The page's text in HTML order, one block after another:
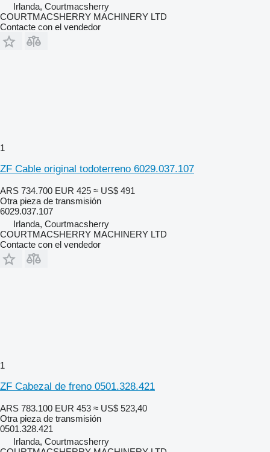
Irlanda, Courtmacsherry
COURTMACSHERRY MACHINERY LTD
Contacte con el vendedor
1
ZF Cable original todoterreno 6029.037.107
ARS 734.700 EUR 425 ≈ US$ 491
Otra pieza de transmisión
6029.037.107
Irlanda, Courtmacsherry
COURTMACSHERRY MACHINERY LTD
Contacte con el vendedor
1
ZF Cabezal de freno 0501.328.421
ARS 783.100 EUR 453 ≈ US$ 523,40
Otra pieza de transmisión
0501.328.421
Irlanda, Courtmacsherry